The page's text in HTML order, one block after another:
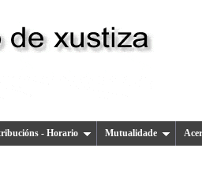
- Horario Mutualidade